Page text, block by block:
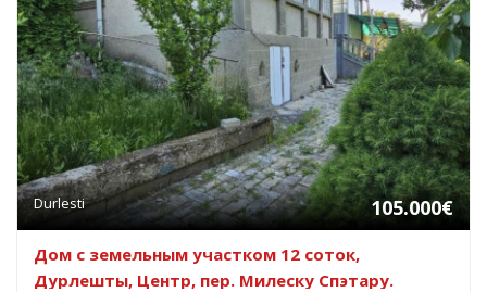
Durlesti 105.000€
Дом с земельным участком 12 соток,
Дурлешты, Центр, пер. Милеску Спэтару.